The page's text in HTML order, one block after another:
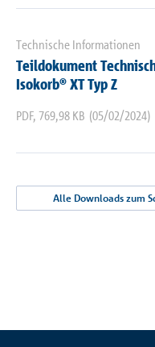
Technische Informationen
Teildokument
Isokorb® XT Typ Z
PDF, 769,98 KB (05/02/2024)
Alle Downloads zum